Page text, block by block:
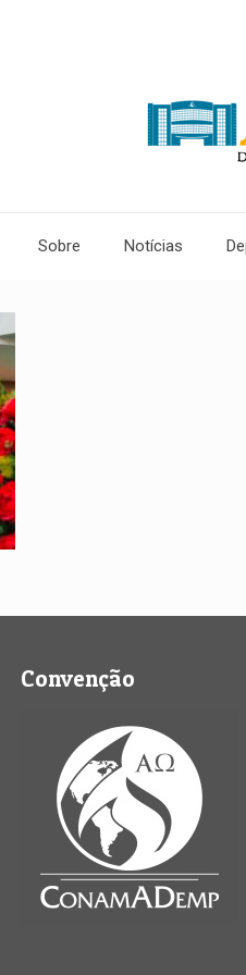
Sobre Notícias
Convenção